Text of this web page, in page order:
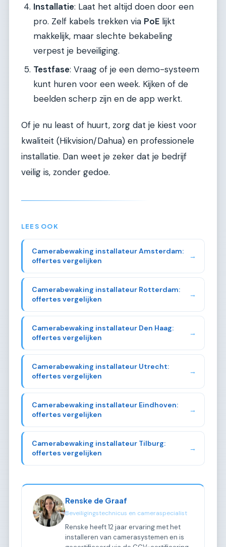
Installatie: Laat het altijd doen door een
pro. Zelf kabels trekken via PoE lijkt
makkelijk, maar slechte bekabeling
verpest je beveiliging.
Testfase: Vraag of je een demo-systeem
kunt huren voor een week. Kijken of de
beelden scherp zijn en de app werkt.
Of je nu least of huurt, zorg dat je kiest voor
kwaliteit (Hikvision/Dahua) en professionele
installatie. Dan weet je zeker dat je bedrijf
veilig is, zonder gedoe.
LEES OOK
Camerabewaking installateur Amsterdam:
offertes vergelijken
→
Camerabewaking installateur Rotterdam:
offertes vergelijken
→
Camerabewaking installateur Den Haag:
offertes vergelijken
→
Camerabewaking installateur Utrecht:
offertes vergelijken
→
Camerabewaking installateur Eindhoven:
offertes vergelijken
→
Camerabewaking installateur Tilburg:
offertes vergelijken
→
Renske de Graaf
Beveiligingstechnicus en cameraspecialist
Renske heeft 12 jaar ervaring met het
installeren van camerasystemen en is